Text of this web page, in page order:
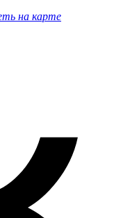
на карте